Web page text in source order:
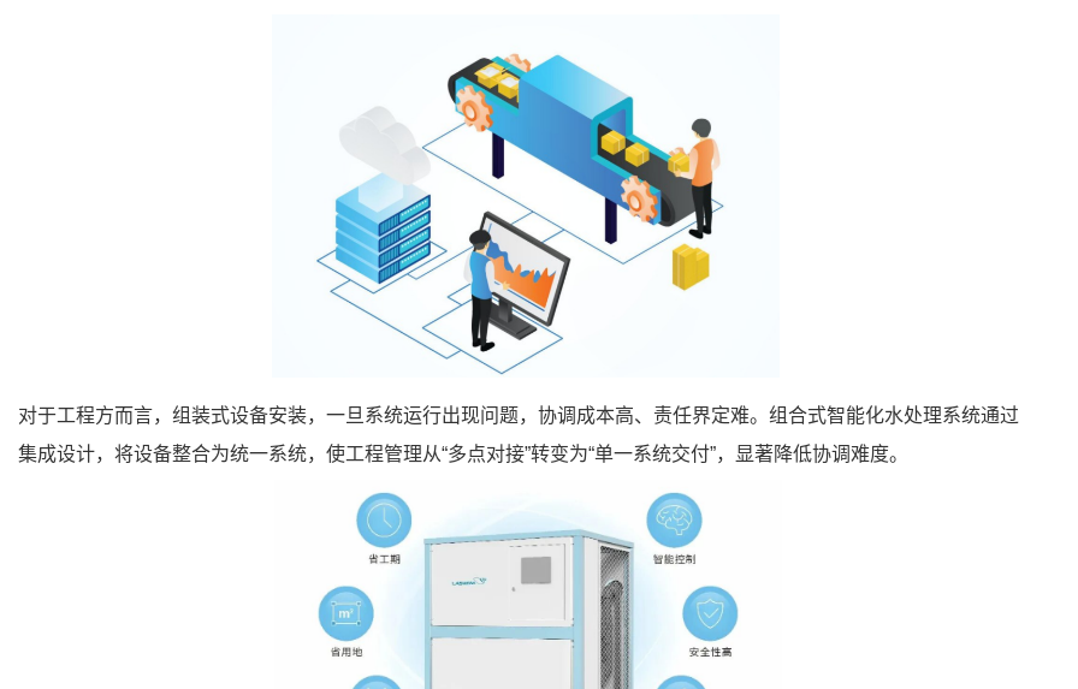
对于工程方而言，组装式设备安装，一旦系统运行出现问题，协调成本高、责任界定难。组合式智能化水处理系统通过
集成设计，将设备整合为统一系统，使工程管理从“多点对接”转变为“单一系统交付”，显著降低协调难度。